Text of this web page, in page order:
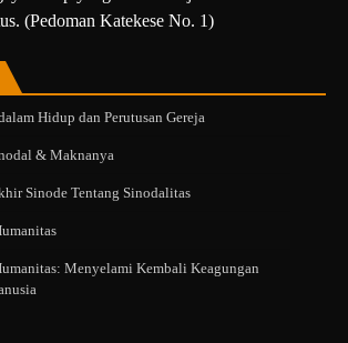
(Pedoman Katekese No. 1)
Hidup dan Perutusan Gereja
& Maknanya
Sinode Tentang Sinodalitas
Menyelami Kembali Keagungan